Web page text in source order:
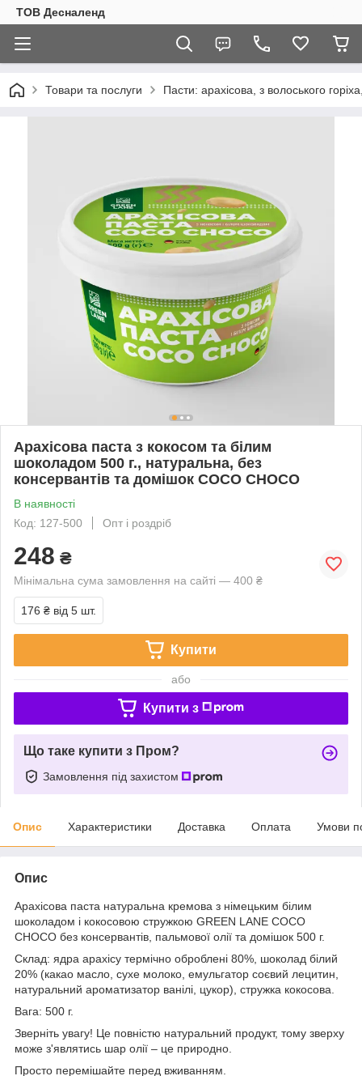
ТОВ Десналенд
Товари та послуги Пасти: арахісова, з волоського
Арахісова паста з кокосом та білим
шоколадом 500 г., натуральна, без
консервантів та домішок COCO CHOCO
В наявності
Код: 127-500
Опт і роздріб
248 ₴
Мінімальна сума замовлення на сайті — 400 ₴
176 ₴ від 5 шт.
Купити
або
Купити з
Що таке купити з Пром?
Замовлення під захистом
Опис Характеристики Доставка Оплата Умови
Опис
Арахісова паста натуральна кремова з німецьким білим
шоколадом і кокосовою стружкою GREEN LANE COCO
CHOCO без консервантів, пальмової олії та домішок 500 г.
Склад: ядра арахісу термічно оброблені 80%, шоколад білий
20% (какао масло, сухе молоко, емульгатор соєвий лецитин,
натуральний ароматизатор ванілі, цукор), стружка кокосова.
Вага: 500 г.
Зверніть увагу! Це повністю натуральний продукт, тому зверху
може з'являтись шар олії – це природно.
Просто перемішайте перед вживанням.